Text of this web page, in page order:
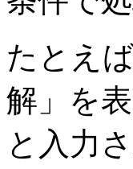
たとえ
解」を
と入力